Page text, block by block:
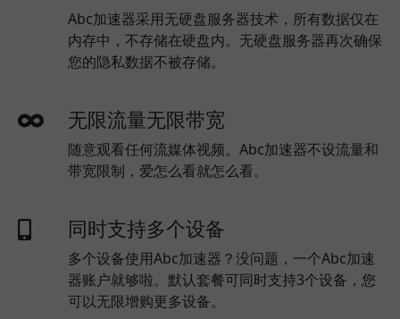
Abc加速器采用无硬盘服务器技术，所有数据仅在
内存中，不存储在硬盘内。无硬盘服务器再次确保
您的隐私数据不被存储。
无限流量无限带宽
随意观看任何流媒体视频。Abc加速器不设流量和
带宽限制，爱怎么看就怎么看。
同时支持多个设备
多个设备使用Abc加速器？没问题，一个Abc加速
器账户就够啦。默认套餐可同时支持3个设备，您
可以无限增购更多设备。